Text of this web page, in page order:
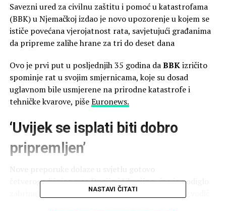
Savezni ured za civilnu zaštitu i pomoć u katastrofama
(BBK) u Njemačkoj izdao je novo upozorenje u kojem se
ističe povećana vjerojatnost rata, savjetujući građanima
da pripreme zalihe hrane za tri do deset dana
Ovo je prvi put u posljednjih 35 godina daBBKizričito
spominje rat u svojim smjernicama, koje su dosad
uglavnom bile usmjerene na prirodne katastrofe i
tehničke kvarove, pišeEuronews.
‘Uvijek se isplati biti dobro
pripremljen’
Nove preporuke dolaze u svjetlu gotovo
četverogodišnjeg rataRusije i Ukrajine,što je podiglo
zabrinutost u pogledu sigurnosti Europe. BBK-ov vodič
NASTAVI ČITATI